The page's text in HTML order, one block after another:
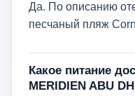
Да. По описанию
песчаный пляж
Какое питание
MERIDIEN ABU